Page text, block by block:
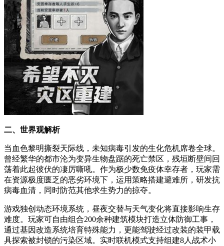
二、世界观解析
当血色黎明撕裂天际线，未知病毒引发的生化危机席卷全球。
曾经繁华的都市沦为变异生物盘踞的死亡禁区，残垣断壁间回
荡着此起彼伏的凄厉嘶吼。作为极少数免疫体幸存者，玩家需
在资源极度匮乏的恶劣环境下，运用策略搭建避难所，研发抗
病毒血清，同时防范其他求生势力的掠夺。
游戏独创动态环境系统，昼夜交替与天气变化将直接影响生存
难度。玩家可自由组合200余种建筑模块打造立体防御工事，
通过基因改造系统培育特殊能力，更能驾驶经过改装的装甲载
具探索被封锁的污染区域。实时联机模式支持组建8人战术小